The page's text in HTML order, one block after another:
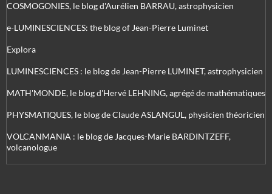
COSMOGONIES, le blog d'Aurélien BARRAU, astrophysicien
e-LUMINESCIENCES: the blog of Jean-Pierre Luminet
Explora
LUMINESCIENCES : le blog de Jean-Pierre LUMINET, astrophysicien
MATH'MONDE, le blog d'Hervé LEHNING, agrégé de mathématiques
PHYSMATIQUES, le blog de Claude ASLANGUL, physicien théoricien
VOLCANMANIA : le blog de Jacques-Marie BARDINTZEFF,
volcanologue